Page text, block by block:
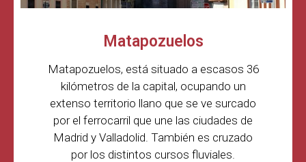
Matapozuelos
Matapozuelos, está situado a escasos 36
kilómetros de la capital, ocupando un
extenso territorio llano que se ve surcado
por el ferrocarril que une las ciudades de
Madrid y Valladolid. También es cruzado
por los distintos cursos fluviales.